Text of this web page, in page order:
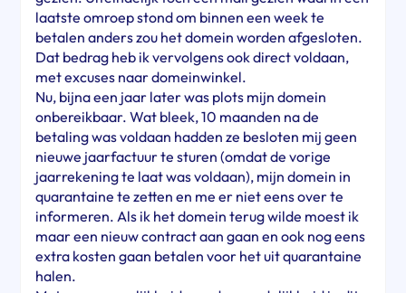
laatste omroep stond om binnen een week te
betalen anders zou het domein worden afgesloten.
Dat bedrag heb ik vervolgens ook direct voldaan,
met excuses naar domeinwinkel.
Nu, bijna een jaar later was plots mijn domein
onbereikbaar. Wat bleek, 10 maanden na de
betaling was voldaan hadden ze besloten mij geen
nieuwe jaarfactuur te sturen (omdat de vorige
jaarrekening te laat was voldaan), mijn domein in
quarantaine te zetten en me er niet eens over te
informeren. Als ik het domein terug wilde moest ik
maar een nieuw contract aan gaan en ook nog eens
extra kosten gaan betalen voor het uit quarantaine
halen.